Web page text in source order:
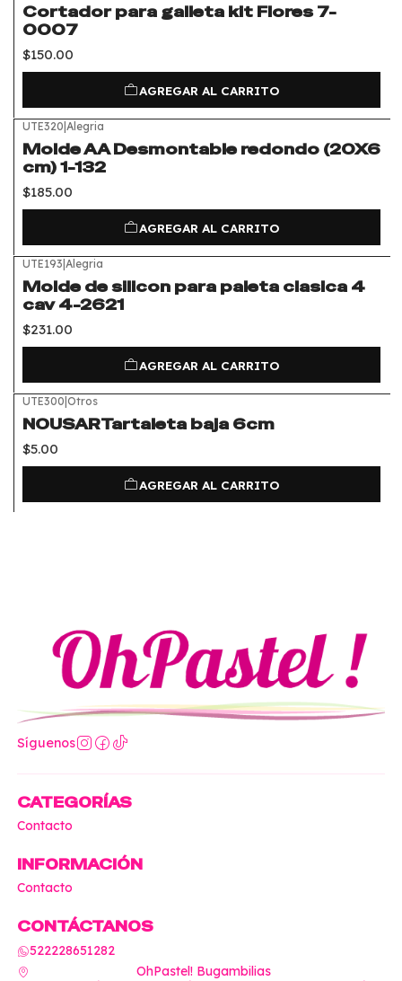
Cortador para galleta kit Flores 7-
0007
$150.00
AGREGAR AL CARRITO
UTE320|Alegria
Molde AA Desmontable redondo (20X6
cm) 1-132
$185.00
AGREGAR AL CARRITO
UTE193|Alegria
Molde de silicon para paleta clasica 4
cav 4-2621
$231.00
AGREGAR AL CARRITO
UTE300|Otros
NOUSARTartaleta baja 6cm
$5.00
AGREGAR AL CARRITO
Síguenos
CATEGORÍAS
Contacto
INFORMACIÓN
Contacto
CONTÁCTANOS
522228651282
OhPastel! Bugambilias